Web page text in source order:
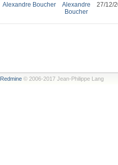
Alexandre Boucher
Alexandre
Boucher
27/12/
Redmine© 2006-2017 Jean-Philippe Lang